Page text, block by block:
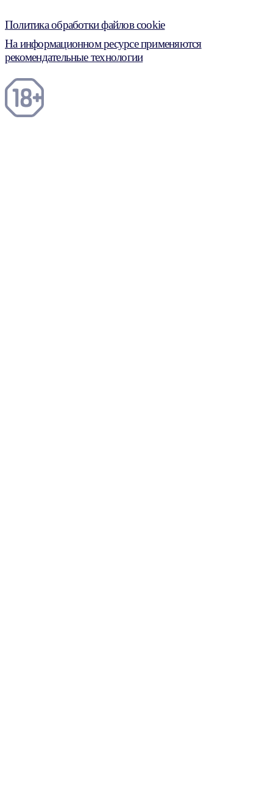
Политика обработки файлов cookie
На информационном ресурсе применяются
рекомендательные технологии